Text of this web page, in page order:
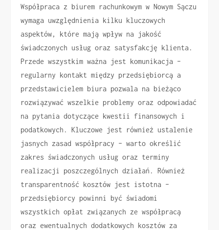
Współpraca z biurem rachunkowym w Nowym Sączu
wymaga uwzględnienia kilku kluczowych
aspektów, które mają wpływ na jakość
świadczonych usług oraz satysfakcję klienta.
Przede wszystkim ważna jest komunikacja –
regularny kontakt między przedsiębiorcą a
przedstawicielem biura pozwala na bieżąco
rozwiązywać wszelkie problemy oraz odpowiadać
na pytania dotyczące kwestii finansowych i
podatkowych. Kluczowe jest również ustalenie
jasnych zasad współpracy – warto określić
zakres świadczonych usług oraz terminy
realizacji poszczególnych działań. Również
transparentność kosztów jest istotna –
przedsiębiorcy powinni być świadomi
wszystkich opłat związanych ze współpracą
oraz ewentualnych dodatkowych kosztów za